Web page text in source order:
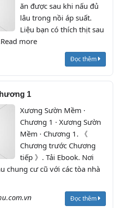
ăn được sau khi nấu đủ
lâu trong nồi áp suất.
Liệu bạn có thích thịt sau
more
Đọc thêm
1
Xương Sườn Mềm ·
Chương 1 · Xương Sườn
Mềm · Chương 1. 《
Chương trước Chương
tiếp 》. Tải Ebook. Nơi
chung cư cũ với các tòa nhà
Đọc thêm